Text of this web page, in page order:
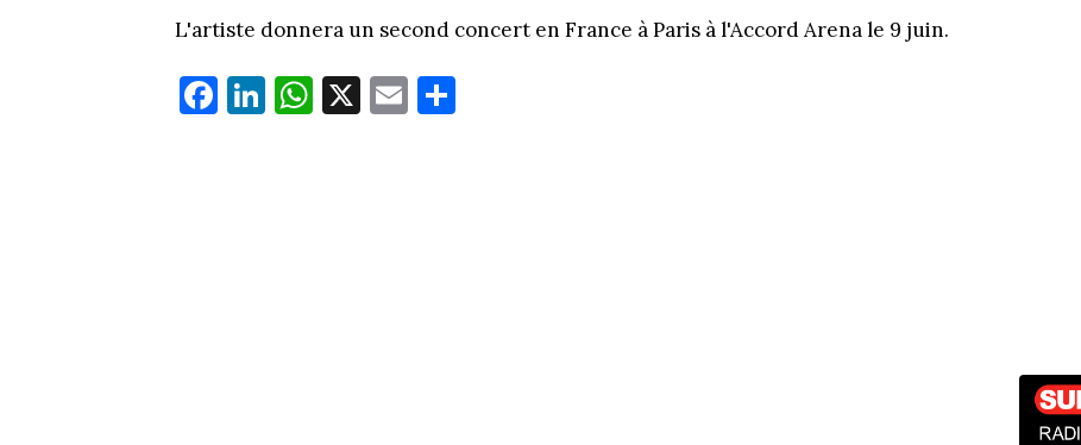
L'artiste donnera un second concert en France à Paris à l'Accord Arena le 9 juin.
Fa
ce
Li
nk
W
ha
X E
m